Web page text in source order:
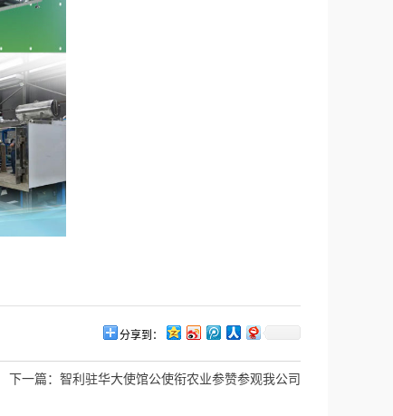
分享到：
下一篇： 智利驻华大使馆公使衔农业参赞参观我公司